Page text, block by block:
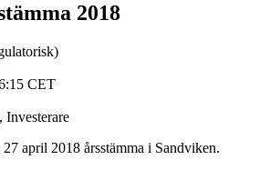
2018
CET
Investerare
april 2018 årsstämma i Sandviken.